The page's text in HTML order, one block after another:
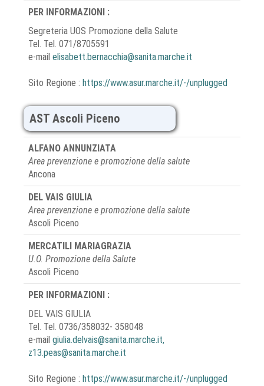
PER INFORMAZIONI :
Segreteria UOS Promozione della Salute
Tel. Tel. 071/8705591
e-mail elisabett.bernacchia@sanita.marche.it
Sito Regione : https://www.asur.marche.it/-/unplugged
AST Ascoli Piceno
ALFANO ANNUNZIATA
Area prevenzione e promozione della salute
Ancona
DEL VAIS GIULIA
Area prevenzione e promozione della salute
Ascoli Piceno
MERCATILI MARIAGRAZIA
U.O. Promozione della Salute
Ascoli Piceno
PER INFORMAZIONI :
DEL VAIS GIULIA
Tel. Tel. 0736/358032- 358048
e-mail giulia.delvais@sanita.marche.it,
z13.peas@sanita.marche.it
Sito Regione : https://www.asur.marche.it/-/unplugged